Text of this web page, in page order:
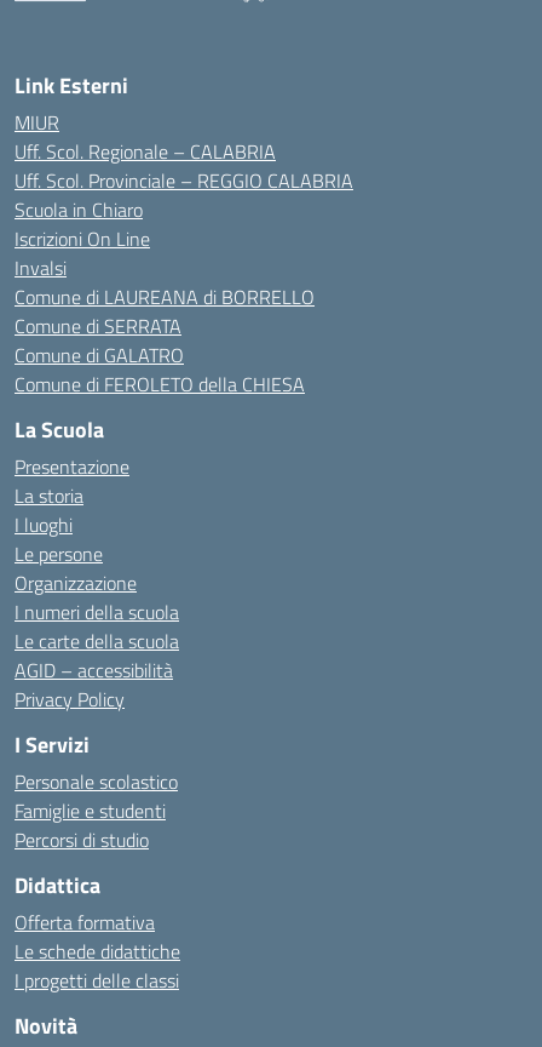
Link Esterni
MIUR
Uff. Scol. Regionale – CALABRIA
Uff. Scol. Provinciale – REGGIO CALABRIA
Scuola in Chiaro
Iscrizioni On Line
Invalsi
Comune di LAUREANA di BORRELLO
Comune di SERRATA
Comune di GALATRO
Comune di FEROLETO della CHIESA
La Scuola
Presentazione
La storia
I luoghi
Le persone
Organizzazione
I numeri della scuola
Le carte della scuola
AGID – accessibilità
Privacy Policy
I Servizi
Personale scolastico
Famiglie e studenti
Percorsi di studio
Didattica
Offerta formativa
Le schede didattiche
I progetti delle classi
Novità